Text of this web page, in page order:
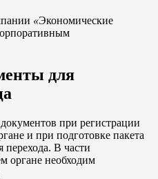
«Экономические
для
при регистрации
и при подготовке пакета
перехода. В части
органе необходим